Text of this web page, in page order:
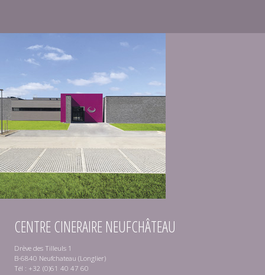
CENTRE CINERAIRE NEUFCHÂTEAU
Drève des Tilleuls 1
B-6840 Neufchateau (Longlier)
Tél : +32 (0)61 40 47 60